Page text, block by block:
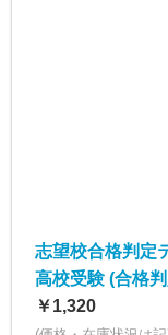
志望校合格判定
高校受験 (合格
￥1,320